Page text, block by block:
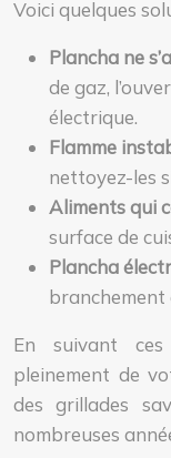
Voici quelques
Plancha ne
de gaz,
électrique.
Flamme
nettoyez-les
Aliments qui
surface de
Plancha
branchement
En suivant
pleinement de
des grillades
nombreuses